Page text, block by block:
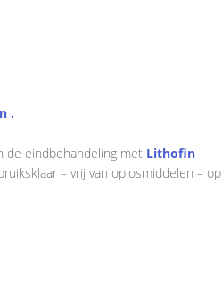
.
de eindbehandeling met Lithofin
– vrij van oplosmiddelen – op